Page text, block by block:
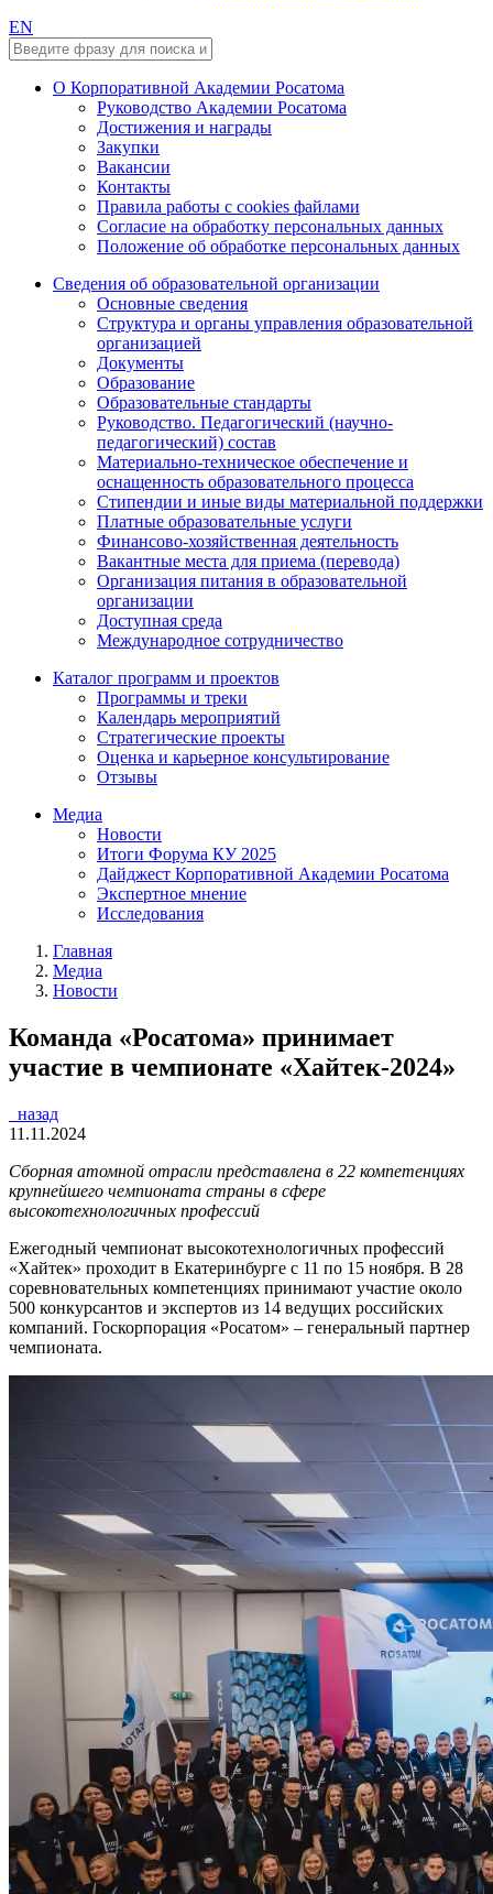
EN
О Корпоративной Академии Росатома
Руководство Академии Росатома
Достижения и награды
Закупки
Вакансии
Контакты
Правила работы с cookies файлами
Согласие на обработку персональных данных
Положение об обработке персональных данных
Сведения об образовательной организации
Основные сведения
Структура и органы управления образовательной
организацией
Документы
Образование
Образовательные стандарты
Руководство. Педагогический (научно-
педагогический) состав
Материально-техническое обеспечение и
оснащенность образовательного процесса
Стипендии и иные виды материальной поддержки
Платные образовательные услуги
Финансово-хозяйственная деятельность
Вакантные места для приема (перевода)
Организация питания в образовательной
организации
Доступная среда
Международное сотрудничество
Каталог программ и проектов
Программы и треки
Календарь мероприятий
Стратегические проекты
Оценка и карьерное консультирование
Отзывы
Медиа
Новости
Итоги Форума КУ 2025
Дайджест Корпоративной Академии Росатома
Экспертное мнение
Исследования
Главная
Медиа
Новости
Команда «Росатома» принимает
участие в чемпионате «Хайтек-2024»
назад
11.11.2024
Сборная атомной отрасли представлена в 22 компетенциях
крупнейшего чемпионата страны в сфере
высокотехнологичных профессий
Ежегодный чемпионат высокотехнологичных профессий
«Хайтек» проходит в Екатеринбурге с 11 по 15 ноября. В 28
соревновательных компетенциях принимают участие около
500 конкурсантов и экспертов из 14 ведущих российских
компаний. Госкорпорация «Росатом» – генеральный партнер
чемпионата.